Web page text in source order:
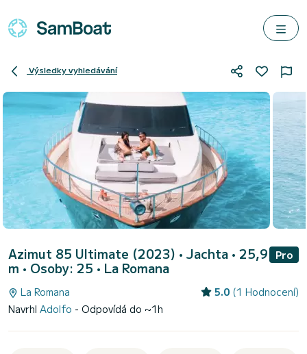
Výsledky vyhledávání
Azimut 85 Ultimate (2023) • Jachta • 25,9
m • Osoby: 25 • La Romana
Pro
La Romana 5.0 (1 Hodnocení)
Navrhl Adolfo - Odpovídá do ~1h